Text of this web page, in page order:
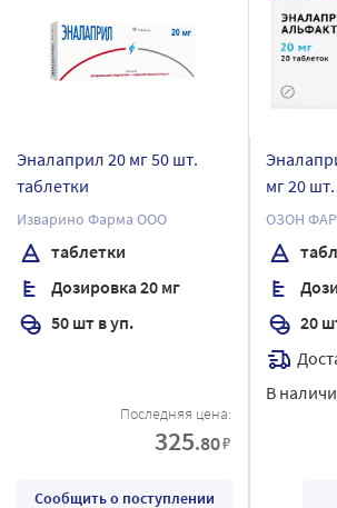
Эналаприл 20 мг 50 шт.
таблетки
Изварино Фарма ООО
таблетки
Дозировка 20 мг
50 шт в уп.
Последняя цена:
325.80₽
Сообщить о поступлении
мг 20
ОЗОН
20
В